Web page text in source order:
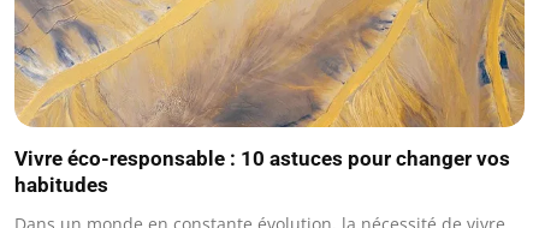
Vivre éco-responsable : 10 astuces pour changer vos
habitudes
Dans un monde en constante évolution, la nécessité de vivre